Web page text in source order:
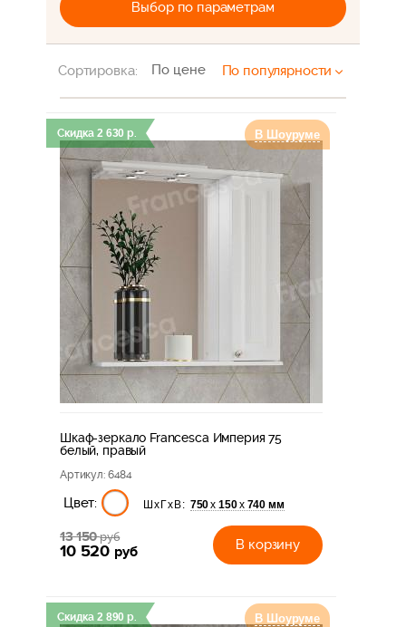
Выбор по параметрам
Сортировка: По цене По популярности
Скидка 2 630 р. В Шоуруме
Шкаф-зеркало Francesca Империя 75
белый, правый
Артикул: 6484
Цвет: ШхГхВ: 750х 150х 740 мм
13 150руб
10 520 руб В корзину
Скидка 2 890 р. В Шоуруме